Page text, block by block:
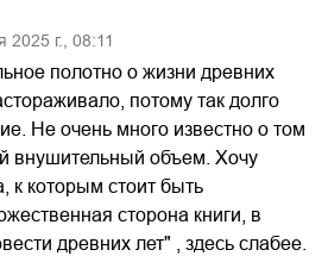
2025 г., 08:11
полотно о жизни древних
потому так долго
Не очень много известно о том
внушительный объем. Хочу
к которым стоит быть
сторона книги, в
древних лет" , здесь слабее.